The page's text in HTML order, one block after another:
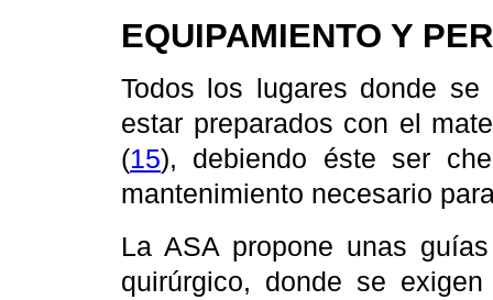
EQUIPAMIENTO Y
Todos los lugares donde
estar preparados con el
(15), debiendo éste ser
mantenimiento necesario
La ASA propone unas
quirúrgico, donde se